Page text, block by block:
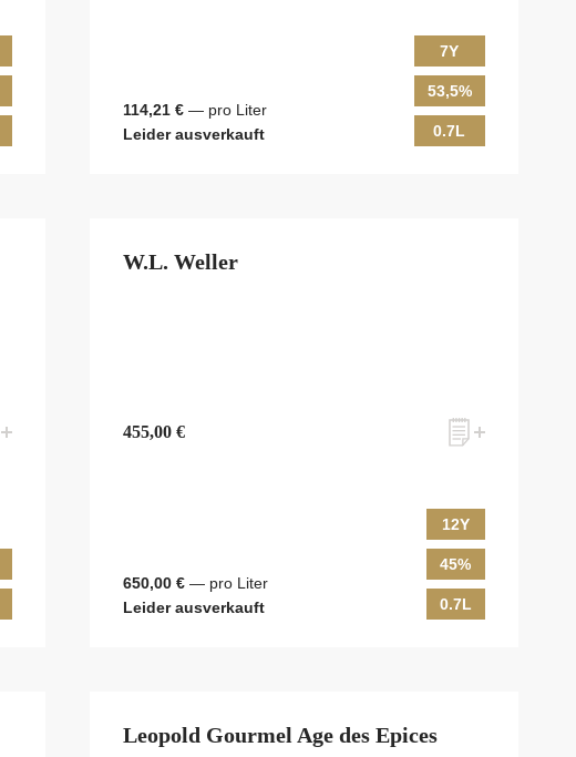
114,21 € — pro Liter
Leider ausverkauft
7Y
53,5%
0.7L
W.L. Weller
455,00 €
650,00 € — pro Liter
Leider ausverkauft
12Y
45%
0.7L
Leopold Gourmel Age des Epices